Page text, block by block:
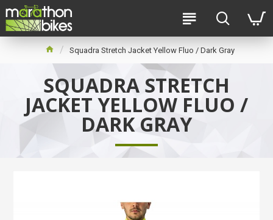
Squadra Stretch Jacket Yellow Fluo / Dark Gray
SQUADRA STRETCH
JACKET YELLOW FLUO /
DARK GRAY